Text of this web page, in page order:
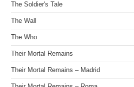
The Soldier's Tale
The Wall
The Who
Their Mortal Remains
Their Mortal Remains – Madrid